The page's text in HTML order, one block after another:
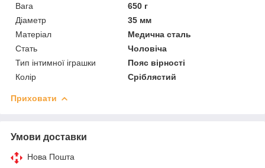
Вага
650 г
Діаметр
35 мм
Матеріал
Медична сталь
Стать
Чоловіча
Тип інтимної іграшки
Пояс вірності
Колір
Сріблястий
Приховати
Умови доставки
Нова Пошта